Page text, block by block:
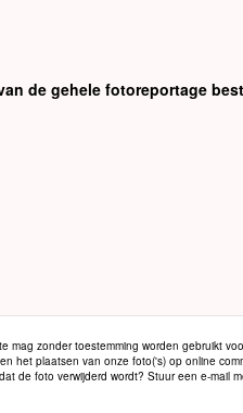
de gehele fotoreportage
mag zonder toestemming worden gebruikt
het plaatsen van onze foto('s) op online
de foto verwijderd wordt? Stuur een e-mail